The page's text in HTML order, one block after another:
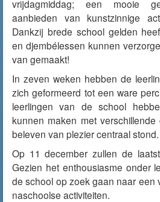
vrijdagmiddag; een mooie
aanbieden van kunstzinnige
Dankzij brede school gelden
en djembélessen kunnen
van gemaakt!
In zeven weken hebben de
zich geformeerd tot een ware
leerlingen van de school
kunnen maken met
beleven van plezier centraal stond.
Op 11 december zullen de
Gezien het enthousiasme onder
de school op zoek gaan naar een
naschoolse activiteiten.